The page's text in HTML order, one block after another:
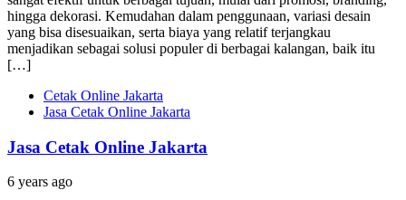
hingga dekorasi. Kemudahan dalam penggunaan, variasi desain
yang bisa disesuaikan, serta biaya yang relatif terjangkau
menjadikan sebagai solusi populer di berbagai kalangan, baik itu
[…]
Cetak Online Jakarta
Jasa Cetak Online Jakarta
Jasa Cetak Online Jakarta
6 years ago